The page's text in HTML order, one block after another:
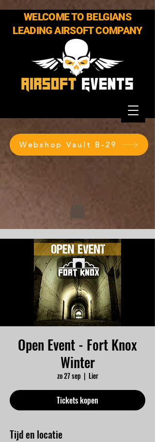
WELCOME TO BELGIANS
LEADING AIRSOFT COMPANY
Webshop Vault B-29
Open Event - Fort Knox
Winter
zo 27 sep
  |
Lier
Tickets kopen
Tijd en locatie